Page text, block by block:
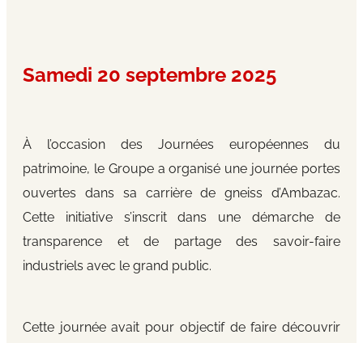
Samedi 20 septembre 2025
À l’occasion des Journées européennes du
patrimoine, le Groupe a organisé une journée portes
ouvertes dans sa carrière de gneiss d’Ambazac.
Cette initiative s’inscrit dans une démarche de
transparence et de partage des savoir-faire
industriels avec le grand public.
Cette journée avait pour objectif de faire découvrir